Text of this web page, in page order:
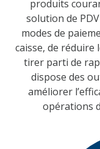
produits
solution de
modes de
caisse, de réduire
tirer parti de
dispose des
améliorer
opérations